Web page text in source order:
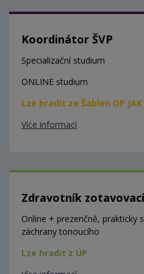
Koordinátor ŠVP
Specializační studium
ONLINE studium
Lze hradit ze Šablon OP JAK
Více informací
Zdravotník
Online + prezenčně, prakticky
záchrany tonoucího
Lze hradit z ÚP